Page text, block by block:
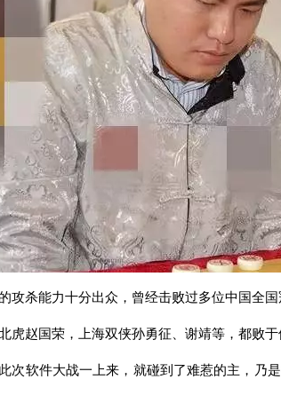
攻杀能力十分出众，曾经击败过多位中国全国
虎赵国荣，上海双侠孙勇征、谢靖等，都败于
次软件大战一上来，就碰到了难惹的主，乃